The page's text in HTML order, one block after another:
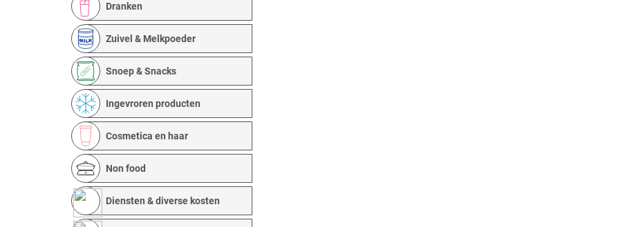
Dranken
Zuivel & Melkpoeder
Snoep & Snacks
Ingevroren producten
Cosmetica en haar
Non food
Diensten & diverse kosten